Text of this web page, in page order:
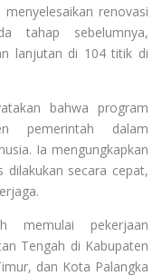
renovasi
tahap sebelumnya,
lanjutan di 104 titik di
bahwa program
pemerintah dalam
Ia mengungkapkan
dilakukan secara cepat,
memulai pekerjaan
Tengah di Kabupaten
dan Kota Palangka